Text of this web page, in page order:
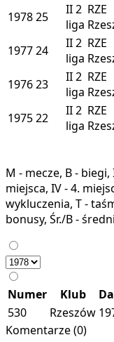
197825 II2
liga
RZE
197724 II2
liga
RZE
197623 II2
liga
RZE
197522 II2
liga
RZE
M - mecze, B -
miejsca, IV - 4.
wykluczenia, T -
bonusy, Śr./B -
Numer Klub
530
Rzeszów
Komentarze (0)